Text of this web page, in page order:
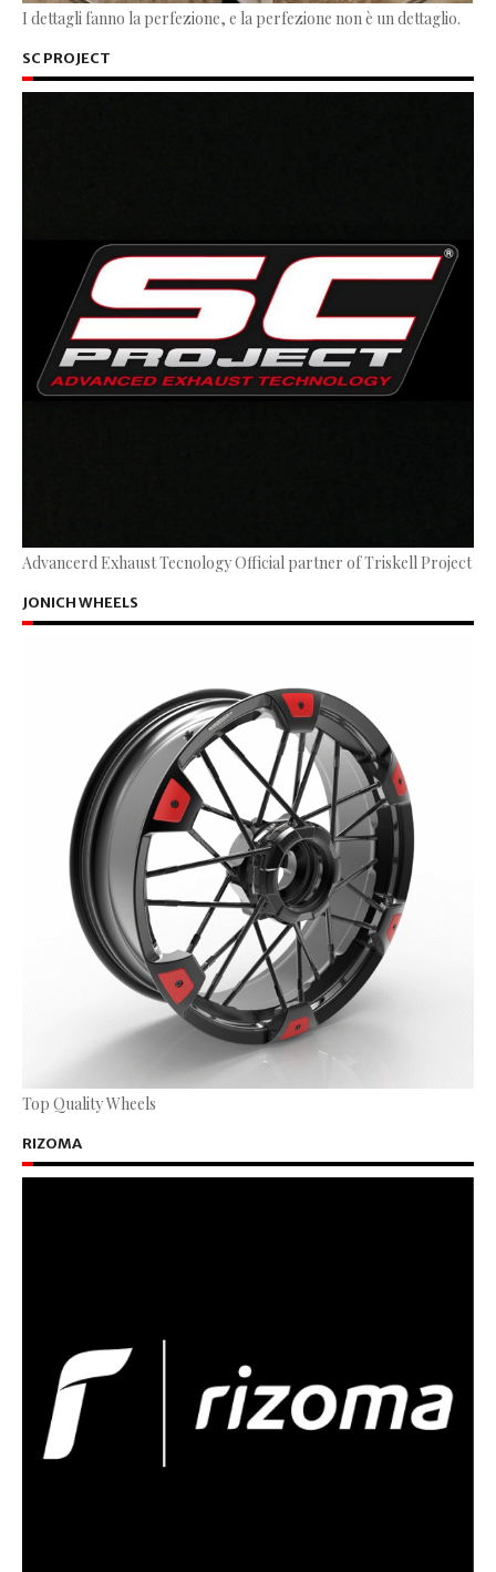
I dettagli fanno la perfezione, e la perfezione non è un dettaglio.
SC PROJECT
Advancerd Exhaust Tecnology Official partner of Triskell Project
JONICH WHEELS
Top Quality Wheels
RIZOMA